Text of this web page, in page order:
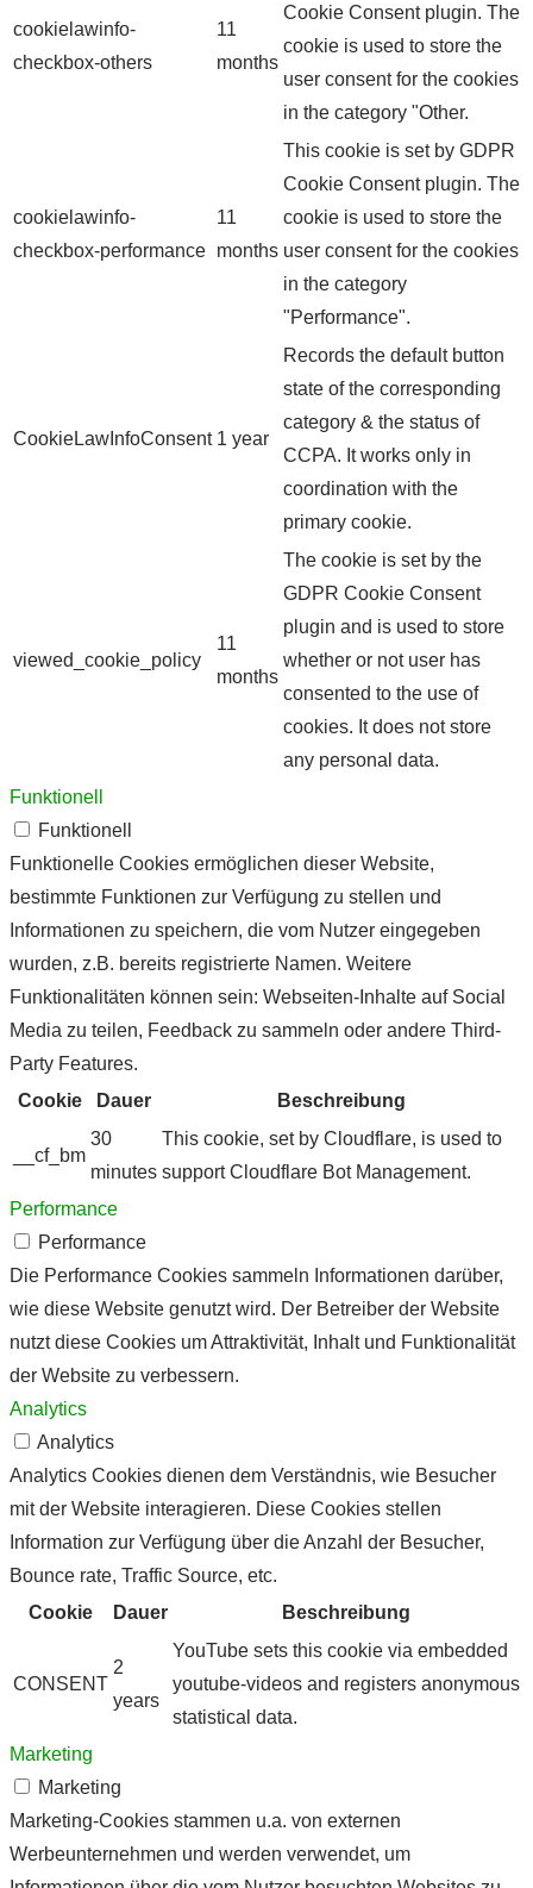
cookielawinfo-
checkbox-others
11
months
Cookie Consent plugin. The
cookie is used to store the
user consent for the cookies
in the category "Other.
cookielawinfo-
checkbox-performance
11
months
This cookie is set by GDPR
Cookie Consent plugin. The
cookie is used to store the
user consent for the cookies
in the category
"Performance".
CookieLawInfoConsent 1 year
Records the default button
state of the corresponding
category & the status of
CCPA. It works only in
coordination with the
primary cookie.
viewed_cookie_policy
11
months
The cookie is set by the
GDPR Cookie Consent
plugin and is used to store
whether or not user has
consented to the use of
cookies. It does not store
any personal data.
Funktionell
Funktionell
Funktionelle Cookies ermöglichen dieser Website,
bestimmte Funktionen zur Verfügung zu stellen und
Informationen zu speichern, die vom Nutzer eingegeben
wurden, z.B. bereits registrierte Namen. Weitere
Funktionalitäten können sein: Webseiten-Inhalte auf Social
Media zu teilen, Feedback zu sammeln oder andere Third-
Party Features.
Cookie
Dauer Beschreibung
__cf_bm
30
minutes
This cookie, set by Cloudflare, is used to
support Cloudflare Bot Management.
Performance
Performance
Die Performance Cookies sammeln Informationen darüber,
wie diese Website genutzt wird. Der Betreiber der Website
nutzt diese Cookies um Attraktivität, Inhalt und Funktionalität
der Website zu verbessern.
Analytics
Analytics
Analytics Cookies dienen dem Verständnis, wie Besucher
mit der Website interagieren. Diese Cookies stellen
Information zur Verfügung über die Anzahl der Besucher,
Bounce rate, Traffic Source, etc.
Cookie
Dauer Beschreibung
CONSENT
2
years
YouTube sets this cookie via embedded
youtube-videos and registers anonymous
statistical data.
Marketing
Marketing
Marketing-Cookies stammen u.a. von externen
Werbeunternehmen und werden verwendet, um